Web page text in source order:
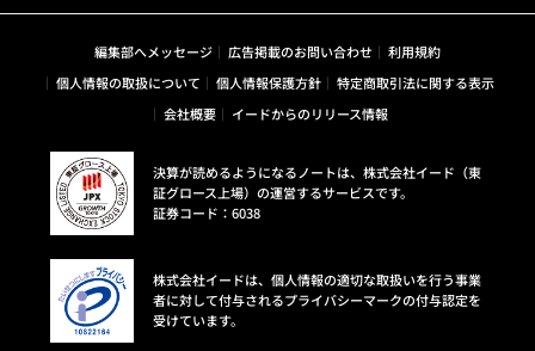
編集部へメッセージ 広告掲載のお問い合わせ
利用規約
個人情報の取扱について
個人情報保護方針
特定商取引法に関する表示
会社概要
イードからのリリース情報
決算が読めるようになるノートは、株式会社イード（東
証グロース上場）の運営するサービスです。
証券コード：6038
株式会社イードは、個人情報の適切な取扱いを行う事業
者に対して付与されるプライバシーマークの付与認定を
受けています。